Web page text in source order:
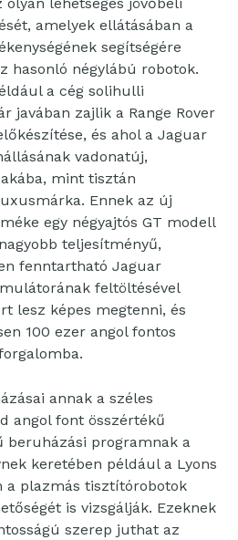
amelyek ellátásában a
segítségére
hasonló négylábú robotok.
a cég solihulli
javában zajlik a Range Rover
és ahol a Jaguar
vadonatúj,
mint tisztán
Ennek az új
egy négyajtós GT modell
teljesítményű,
fenntartható Jaguar
feltöltésével
lesz képes megtenni, és
100 ezer angol fontos
annak a széles
angol font összértékű
beruházási programnak a
keretében például a Lyons
a plazmás tisztítórobotok
is vizsgálják. Ezeknek
szerep juthat az